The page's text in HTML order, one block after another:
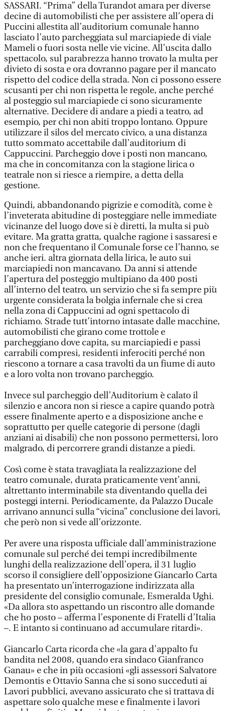
SASSARI. “Prima” della Turandot amara per diverse
decine di automobilisti che per assistere all’opera di
Puccini allestita all’auditorium comunale hanno
lasciato l’auto parcheggiata sul marciapiede di viale
Mameli o fuori sosta nelle vie vicine. All’uscita dallo
spettacolo, sul parabrezza hanno trovato la multa per
divieto di sosta e ora dovranno pagare per il mancato
rispetto del codice della strada. Non ci possono essere
scusanti per chi non rispetta le regole, anche perché
al posteggio sul marciapiede ci sono sicuramente
alternative. Decidere di andare a piedi a teatro, ad
esempio, per chi non abiti troppo lontano. Oppure
utilizzare il silos del mercato civico, a una distanza
tutto sommato accettabile dall’auditorium di
Cappuccini. Parcheggio dove i posti non mancano,
ma che in concomitanza con la stagione lirica o
teatrale non si riesce a riempire, a detta della
gestione.
Quindi, abbandonando pigrizie e comodità, come è
l’inveterata abitudine di posteggiare nelle immediate
vicinanze del luogo dove si è diretti, la multa si può
evitare. Ma gratta gratta, qualche ragione i sassaresi e
non che frequentano il Comunale forse ce l’hanno, se
anche ieri. altra giornata della lirica, le auto sui
marciapiedi non mancavano. Da anni si attende
l’apertura del posteggio multipiano da 400 posti
all’interno del teatro, un servizio che si fa sempre più
urgente considerata la bolgia infernale che si crea
nella zona di Cappuccini ad ogni spettacolo di
richiamo. Strade tutt’intorno intasate dalle macchine,
automobilisti che girano come trottole e
parcheggiano dove capita, su marciapiedi e passi
carrabili compresi, residenti inferociti perché non
riescono a tornare a casa travolti da un fiume di auto
e a loro volta non trovano parcheggio.
Invece sul parcheggio dell’Auditorium è calato il
silenzio e ancora non si riesce a capire quando potrà
essere finalmente aperto e a disposizione anche e
soprattutto per quelle categorie di persone (dagli
anziani ai disabili) che non possono permettersi, loro
malgrado, di percorrere grandi distanze a piedi.
Così come è stata travagliata la realizzazione del
teatro comunale, durata praticamente vent’anni,
altrettanto interminabile sta diventando quella dei
posteggi interni. Periodicamente, da Palazzo Ducale
arrivano annunci sulla “vicina” conclusione dei lavori,
che però non si vede all’orizzonte.
Per avere una risposta ufficiale dall’amministrazione
comunale sul perché dei tempi incredibilmente
lunghi della realizzazione dell’opera, il 31 luglio
scorso il consigliere dell’opposizione Giancarlo Carta
ha presentato un’interrogazione indirizzata alla
presidente del consiglio comunale, Esmeralda Ughi.
«Da allora sto aspettando un riscontro alle domande
che ho posto – afferma l’esponente di Fratelli d’Italia
–. E intanto si continuano ad accumulare ritardi».
Giancarlo Carta ricorda che «la gara d’appalto fu
bandita nel 2008, quando era sindaco Gianfranco
Ganau» e che in più occasioni «gli assessori Salvatore
Demontis e Ottavio Sanna che si sono succeduti ai
Lavori pubblici, avevano assicurato che si trattava di
aspettare solo qualche mese e finalmente i lavori